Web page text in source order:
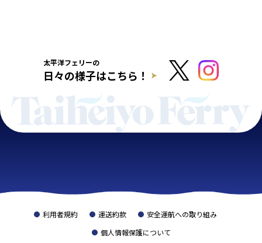
太平洋フェリーの
日々の様子はこちら！
利用者規約 運送約款
安全運航への取り組み
個人情報保護について